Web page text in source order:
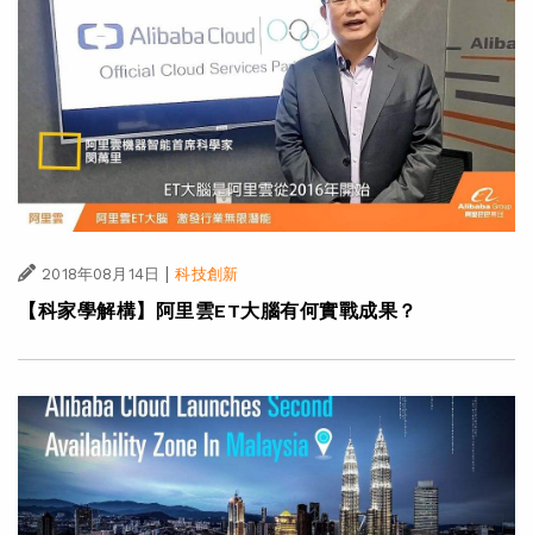
2018年08月14日 | 科技創新
【科家學解構】阿里雲ET大腦有何實戰成果？